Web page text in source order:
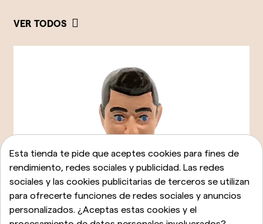
VER TODOS
Esta tienda te pide que aceptes cookies para fines de
rendimiento, redes sociales y publicidad. Las redes
sociales y las cookies publicitarias de terceros se utilizan
para ofrecerte funciones de redes sociales y anuncios
personalizados. ¿Aceptas estas cookies y el